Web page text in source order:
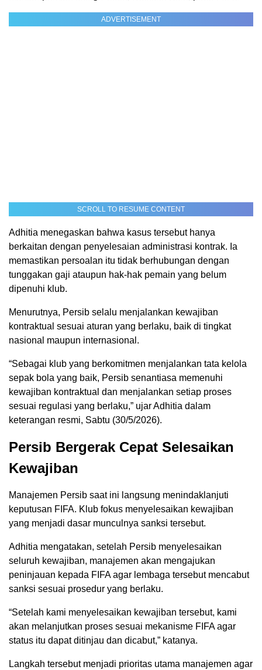
ADVERTISEMENT
SCROLL TO RESUME CONTENT
Adhitia menegaskan bahwa kasus tersebut hanya
berkaitan dengan penyelesaian administrasi kontrak. Ia
memastikan persoalan itu tidak berhubungan dengan
tunggakan gaji ataupun hak-hak pemain yang belum
dipenuhi klub.
Menurutnya, Persib selalu menjalankan kewajiban
kontraktual sesuai aturan yang berlaku, baik di tingkat
nasional maupun internasional.
“Sebagai klub yang berkomitmen menjalankan tata kelola
sepak bola yang baik, Persib senantiasa memenuhi
kewajiban kontraktual dan menjalankan setiap proses
sesuai regulasi yang berlaku,” ujar Adhitia dalam
keterangan resmi, Sabtu (30/5/2026).
Persib Bergerak Cepat Selesaikan
Kewajiban
Manajemen Persib saat ini langsung menindaklanjuti
keputusan FIFA. Klub fokus menyelesaikan kewajiban
yang menjadi dasar munculnya sanksi tersebut.
Adhitia mengatakan, setelah Persib menyelesaikan
seluruh kewajiban, manajemen akan mengajukan
peninjauan kepada FIFA agar lembaga tersebut mencabut
sanksi sesuai prosedur yang berlaku.
“Setelah kami menyelesaikan kewajiban tersebut, kami
akan melanjutkan proses sesuai mekanisme FIFA agar
status itu dapat ditinjau dan dicabut,” katanya.
Langkah tersebut menjadi prioritas utama manajemen agar